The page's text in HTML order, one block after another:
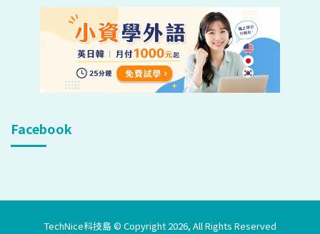
Facebook
TechNice科技島 © Copyright 2026, All Rights Reserved